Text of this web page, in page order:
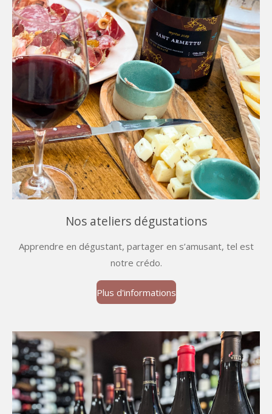
Nos ateliers dégustations
Apprendre en dégustant, partager en s’amusant, tel est
notre crédo.
Plus d'informations